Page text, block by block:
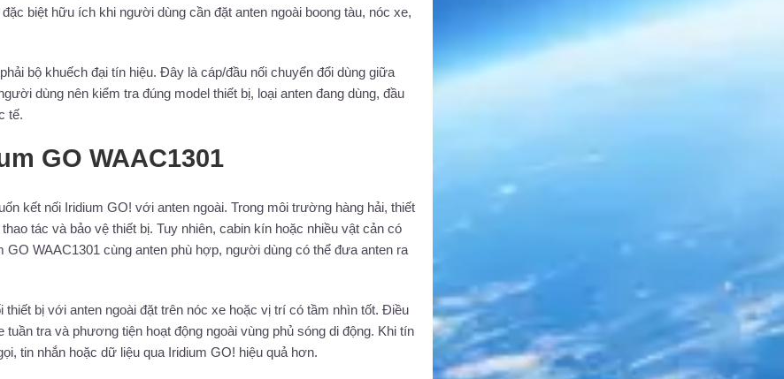
biệt hữu ích khi người dùng cần đặt anten ngoài boong tàu, nóc xe,
bộ khuếch đại tín hiệu. Đây là cáp/đầu nối chuyển đổi dùng giữa
dùng nên kiểm tra đúng model thiết bị, loại anten đang dùng, đầu
tế.
GO WAAC1301
kết nối Iridium GO! với anten ngoài. Trong môi trường hàng hải, thiết
tác và bảo vệ thiết bị. Tuy nhiên, cabin kín hoặc nhiều vật cản có
WAAC1301 cùng anten phù hợp, người dùng có thể đưa anten ra
bị với anten ngoài đặt trên nóc xe hoặc vị trí có tầm nhìn tốt. Điều
tra và phương tiện hoạt động ngoài vùng phủ sóng di động. Khi tín
tin nhắn hoặc dữ liệu qua Iridium GO! hiệu quả hơn.